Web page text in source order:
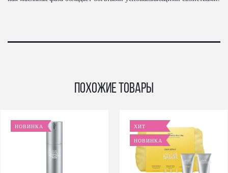
Похожие товары
НОВИНКА
ХИТ
НОВИНКА